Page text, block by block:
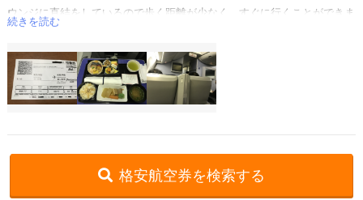
ウンジに直結をしているので歩く距離が少なく、すぐに行くことができま
す。夕方のフライトということもあってラウンジ内の人は多かったのです
が、ドリンクを飲んだり、新聞を読んだりして時間をつぶし、搭乗を待ち
ます。 搭乗機はB777、搭乗口周りは中国人の数が非常に多く、ここは
日本なのかという感覚を感じました。スタッフもそのことを感じ取って、
本来は聞いたことがない中国語によるアナウンスも行われていました。
事、しかも主食まで温かいもので国際線のビジネスクラスで提供されるよ
うなものが提供され驚きました。味付けもとてもおいしかったです。
続きを読む
格安航空券を検索する